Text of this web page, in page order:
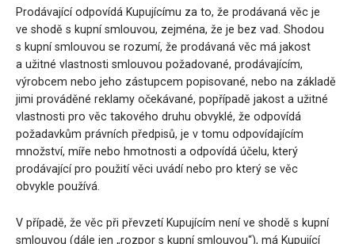
Prodávající odpovídá Kupujícímu za to, že prodávaná věc je
ve shodě s kupní smlouvou, zejména, že je bez vad. Shodou
s kupní smlouvou se rozumí, že prodávaná věc má jakost
a užitné vlastnosti smlouvou požadované, prodávajícím,
výrobcem nebo jeho zástupcem popisované, nebo na základě
jimi prováděné reklamy očekávané, popřípadě jakost a užitné
vlastnosti pro věc takového druhu obvyklé, že odpovídá
požadavkům právních předpisů, je v tomu odpovídajícím
množství, míře nebo hmotnosti a odpovídá účelu, který
prodávající pro použití věci uvádí nebo pro který se věc
obvykle používá.
V případě, že věc při převzetí Kupujícím není ve shodě s kupní
smlouvou (dále jen „rozpor s kupní smlouvou“), má Kupující